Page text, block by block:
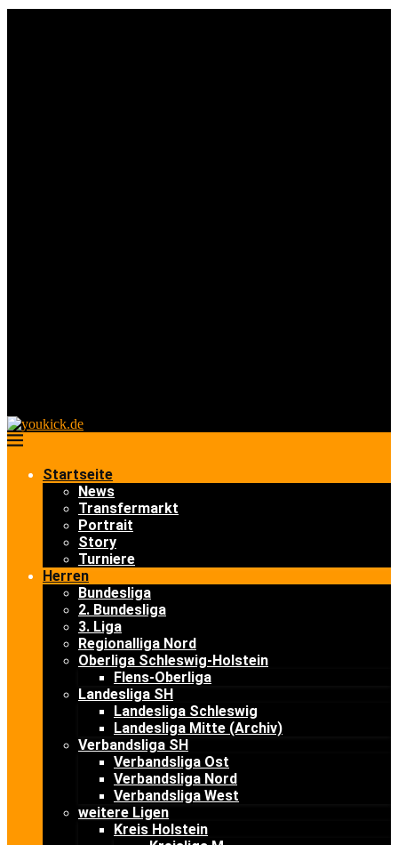
Startseite
News
Transfermarkt
Portrait
Story
Turniere
Herren
Bundesliga
2. Bundesliga
3. Liga
Regionalliga Nord
Oberliga Schleswig-Holstein
Flens-Oberliga
Landesliga SH
Landesliga Schleswig
Landesliga Mitte (Archiv)
Verbandsliga SH
Verbandsliga Ost
Verbandsliga Nord
Verbandsliga West
weitere Ligen
Kreis Holstein